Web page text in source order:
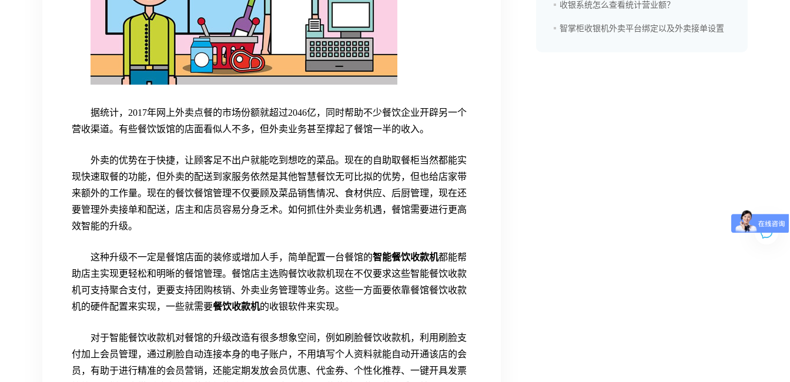
据统计，2017年网上外卖点餐的市场份额就超过2046亿，同时帮助不少餐饮企业开辟另一个
营收渠道。有些餐饮饭馆的店面看似人不多，但外卖业务甚至撑起了餐馆一半的收入。
外卖的优势在于快捷，让顾客足不出户就能吃到想吃的菜品。现在的自助取餐柜当然都能实
现快速取餐的功能，但外卖的配送到家服务依然是其他智慧餐饮无可比拟的优势，但也给店家带
来额外的工作量。现在的餐饮餐馆管理不仅要顾及菜品销售情况、食材供应、后厨管理，现在还
要管理外卖接单和配送，店主和店员容易分身乏术。如何抓住外卖业务机遇，餐馆需要进行更高
效智能的升级。
这种升级不一定是餐馆店面的装修或增加人手，简单配置一台餐馆的智能餐饮收款机都能帮
助店主实现更轻松和明晰的餐馆管理。餐馆店主选购餐饮收款机现在不仅要求这些智能餐饮收款
机可支持聚合支付，更要支持团购核销、外卖业务管理等业务。这些一方面要依靠餐馆餐饮收款
机的硬件配置来实现，一些就需要餐饮收款机的收银软件来实现。
对于智能餐饮收款机对餐馆的升级改造有很多想象空间，例如刷脸餐饮收款机，利用刷脸支
付加上会员管理，通过刷脸自动连接本身的电子账户，不用填写个人资料就能自动开通该店的会
员，有助于进行精准的会员营销，还能定期发放会员优惠、代金券、个性化推荐、一键开具发票
收银系统怎么查看统计营业额？
智掌柜收银机外卖平台绑定以及外卖接单设置